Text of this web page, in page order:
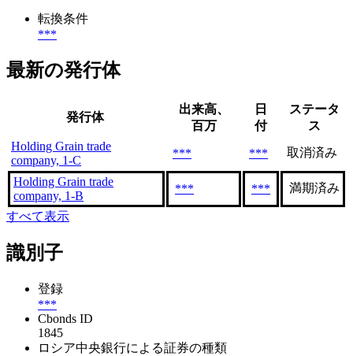
転換条件
***
最新の発行体
発行体
出来高、
百万
日
付
ステータ
ス
Holding Grain trade
company, 1-C
*** *** 取消済み
Holding Grain trade
company, 1-B
*** *** 満期済み
すべて表示
識別子
登録
***
Cbonds ID
1845
ロシア中央銀行による証券の種類